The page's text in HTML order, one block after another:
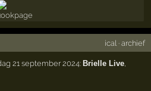
ical · archief
21 september 2024: Brielle Live